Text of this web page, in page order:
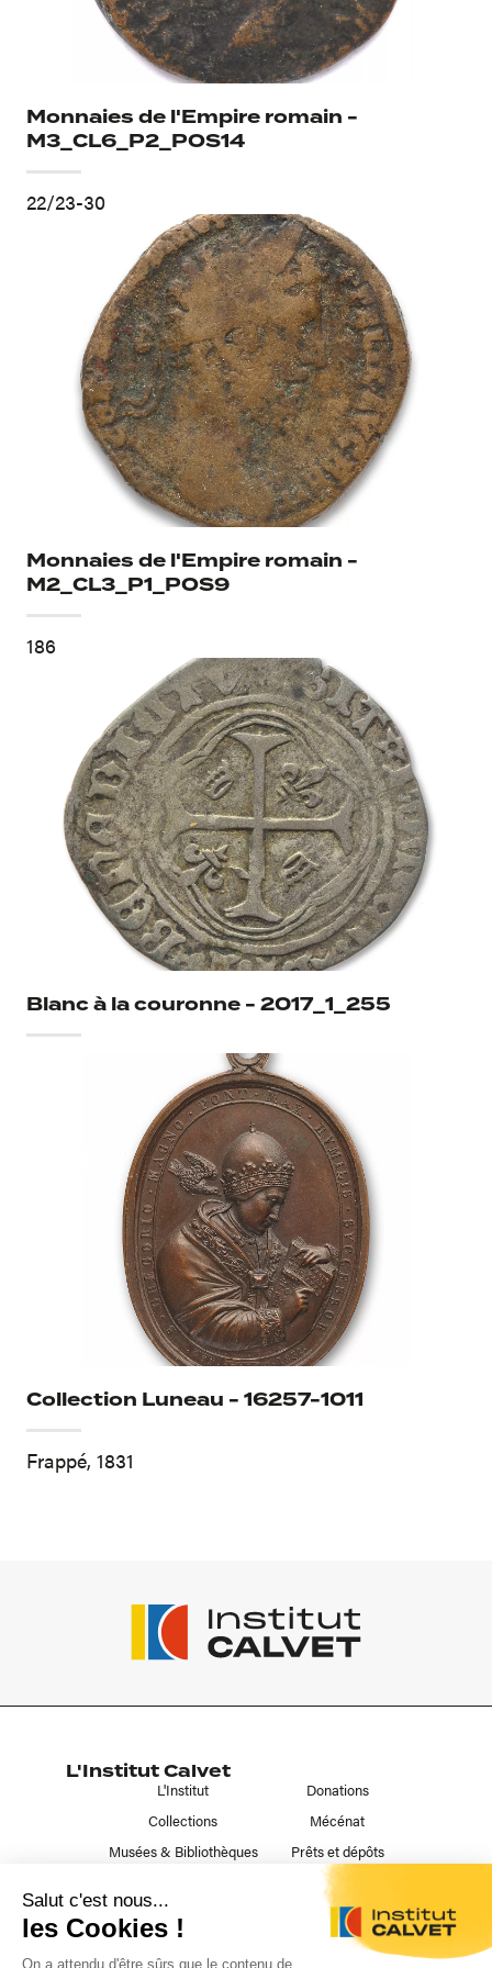
Iconographie verso
Proue de navire à droite ; en-dessous, (trois points)
Thématiques verso
Proue
Monnaies de l'Empire romain -
M3_CL6_P2_POS14
22/23-30
Monnaies de l'Empire romain -
M2_CL3_P1_POS9
186
Blanc à la couronne - 2017_1_255
Collection Luneau - 16257-1011
Frappé, 1831
L'Institut Calvet
L'Institut
Collections
Musées & Bibliothèques
Donations
Mécénat
Prêts et dépôts
Liens utiles